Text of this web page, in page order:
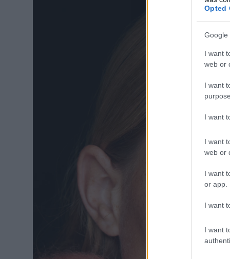
Opted
Google
I want
web or
I want
I want
I want
web or
I want
or app.
I want
I want